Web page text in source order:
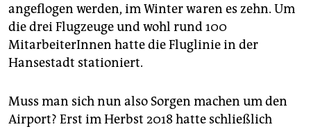
angeflogen werden, im Winter waren es zehn. Um
die drei Flugzeuge und wohl rund 100
MitarbeiterInnen hatte die Fluglinie in der
Hansestadt stationiert.
Muss man sich nun also Sorgen machen um den
Airport? Erst im Herbst 2018 hatte schließlich